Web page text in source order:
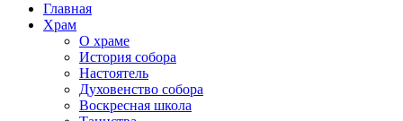
Главная
Храм
О храме
История собора
Настоятель
Духовенство собора
Воскресная школа